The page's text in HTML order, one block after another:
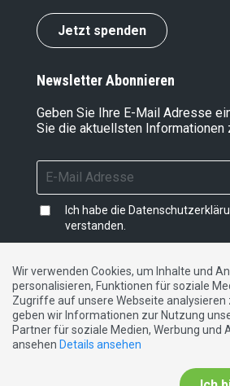
Jetzt spenden
Newsletter Abonnieren
Geben Sie Ihre E-Mail Adresse
Sie die aktuellsten Informationen
Ich habe die
verstanden.
Impressum |
DE FR IT
Wir verwenden Cookies, um Inhalte und
personalisieren, Funktionen für soziale
Zugriffe auf unsere Webseite analysieren
geben wir Informationen zur Nutzung
Partner für soziale Medien, Werbung und
ansehen Details ansehen